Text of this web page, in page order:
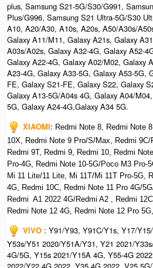
plus, Samsung S21-5G/S30/G991,
Plus/G996, Samsung S21 Ultra-5G/S30
A10, A20/A30, A10s, A20s, A50/A30s/
Galaxy A11/M11, Galaxy A21s, Galaxy
A03s/A02s, Galaxy A32-4G, Galaxy A52-
Galaxy A22-4G, Galaxy A02/M02, Galaxy
A23-4G, Galaxy A33-5G, Galaxy A53-5G,
FE, Galaxy S21-FE, Galaxy S22, Galaxy
Galaxy A13-5G/A04s 4G, Galaxy A04/
5G, Galaxy A24-4G,Galaxy A34 5G.
XIAOMI: Redmi Note 8, Redmi Note
10X, Redmi Note 9 Pro/S/Max, Redmi 9C/
Redmi 9T, Redmi 9, Redmi 10, Redmi
Pro-4G, Redmi Note 10-5G/Poco M3 Pro-
Mi 11 Lite/11 Lite, Mi 11T/Mi 11T Pro-5G,
4G, Redmi 10C, Redmi Note 11 Pro 4G/
Redmi A1 2022 4G/Redmi A2 , Redmi
Redmi Note 12 4G, Redmi Note 12 Pro
VIVO : Y91/Y93, Y91C/Y1s, Y17/
Y53s/Y51 2020/Y51A/Y31, Y21 2021/
4G/5G, Y15s 2021/Y15A 4G, Y55-4G